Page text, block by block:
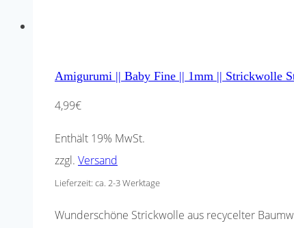
Amigurumi || Baby Fine || 1mm || Strickwolle
4,99€
Enthält 19% MwSt.
zzgl. Versand
Lieferzeit: ca. 2-3 Werktage
Wunderschöne Strickwolle aus recycelter